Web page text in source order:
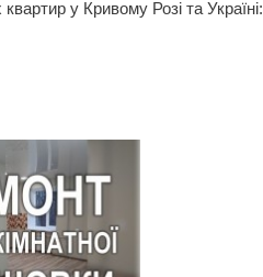
у Кривому Розі та Україні: